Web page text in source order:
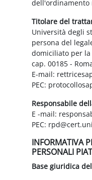
dell'ordinamento
Titolare del
Università degli
persona del
domiciliato per la
cap. 00185 -
E-mail:
PEC:
Responsabile
E -mail:
PEC:
INFORMATIVA
PERSONALI
Base giuridica